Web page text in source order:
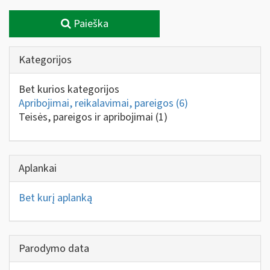
Paieška
Kategorijos
Bet kurios kategorijos
Apribojimai, reikalavimai, pareigos (6)
Teisės, pareigos ir apribojimai (1)
Aplankai
Bet kurį aplanką
Parodymo data